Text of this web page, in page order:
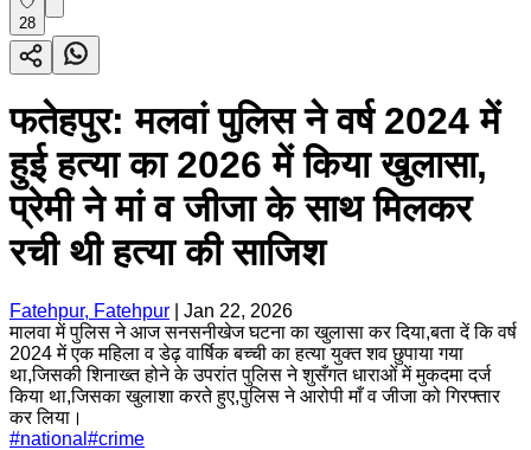
28
फतेहपुर: मलवां पुलिस ने वर्ष 2024 में
हुई हत्या का 2026 में किया खुलासा,
प्रेमी ने मां व जीजा के साथ मिलकर
रची थी हत्या की साजिश
Fatehpur, Fatehpur
Jan 22, 2026
मालवा में पुलिस ने आज सनसनीखेज घटना का खुलासा कर दिया,बता दें कि वर्ष
2024 में एक महिला व डेढ़ वार्षिक बच्ची का हत्या युक्त शव छुपाया गया
था,जिसकी शिनाख्त होने के उपरांत पुलिस ने शुसँगत धाराओं में मुकदमा दर्ज
किया था,जिसका खुलाशा करते हुए,पुलिस ने आरोपी माँ व जीजा को गिरफ्तार
कर लिया।
#national #crime